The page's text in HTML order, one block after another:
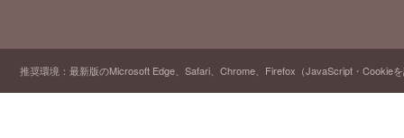
推奨環境：最新版のMicrosoft Edge、Safari、Chrome、Firefox（JavaScript・Cookie